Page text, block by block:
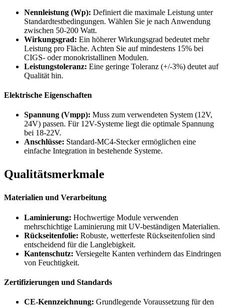
Nennleistung (Wp): Definiert die maximale Leistung unter
Standardtestbedingungen. Wählen Sie je nach Anwendung
zwischen 50-200 Watt.
Wirkungsgrad: Ein höherer Wirkungsgrad bedeutet mehr
Leistung pro Fläche. Achten Sie auf mindestens 15% bei
CIGS- oder monokristallinen Modulen.
Leistungstoleranz: Eine geringe Toleranz (+/-3%) deutet auf
Qualität hin.
Elektrische Eigenschaften
Spannung (Vmpp): Muss zum verwendeten System (12V,
24V) passen. Für 12V-Systeme liegt die optimale Spannung
bei 18-22V.
Anschlüsse: Standard-MC4-Stecker ermöglichen eine
einfache Integration in bestehende Systeme.
Qualitätsmerkmale
Materialien und Verarbeitung
Laminierung: Hochwertige Module verwenden
mehrschichtige Laminierung mit UV-beständigen Materialien.
Rückseitenfolie: Robuste, wetterfeste Rückseitenfolien sind
entscheidend für die Langlebigkeit.
Kantenschutz: Versiegelte Kanten verhindern das Eindringen
von Feuchtigkeit.
Zertifizierungen und Standards
CE-Kennzeichnung: Grundlegende Voraussetzung für den